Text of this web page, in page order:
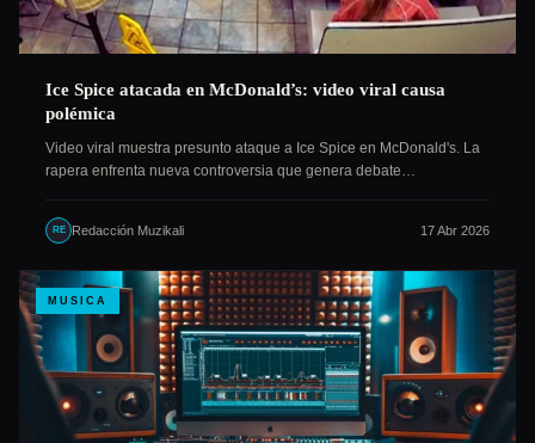
Ice Spice atacada en McDonald’s: video viral causa
polémica
Video viral muestra presunto ataque a Ice Spice en McDonald's. La
rapera enfrenta nueva controversia que genera debate…
RE Redacción Muzikali 17 Abr 2026
MUSICA